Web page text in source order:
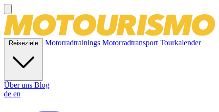
Reiseziele Motorradtrainings MotorradtransportTourkalender
Über uns Blog
de en